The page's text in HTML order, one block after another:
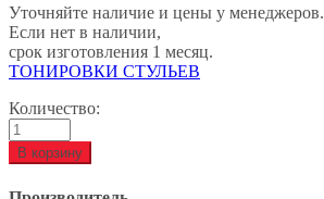
Уточняйте наличие и цены у менеджеров.
Если нет в наличии,
срок изготовления 1 месяц.
ТОНИРОВКИ СТУЛЬЕВ
Количество:
В корзину